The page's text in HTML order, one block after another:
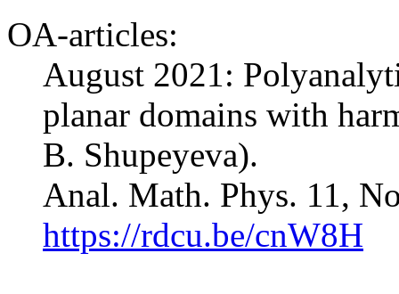
OA-articles:
August 2021:
planar domains with
B. Shupeyeva).
Anal. Math. Phys. 11,
https://rdcu.be/cnW8H